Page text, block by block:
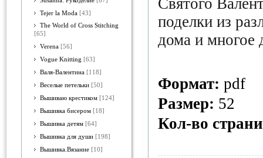
Tejer la Moda [43]
The World of Cross Stitching
[65]
Verena [56]
Vogue Knitting [63]
Валя-Валентина [118]
Веселые петельки [50]
Вышиваю крестиком [124]
Вышивка бисером [18]
Вышивка детям [64]
Вышивка для души [198]
Вышивка.Вязание [10]
Святого
поделки из
дома и многое
Формат: pdf
Размер: 52
Кол-во